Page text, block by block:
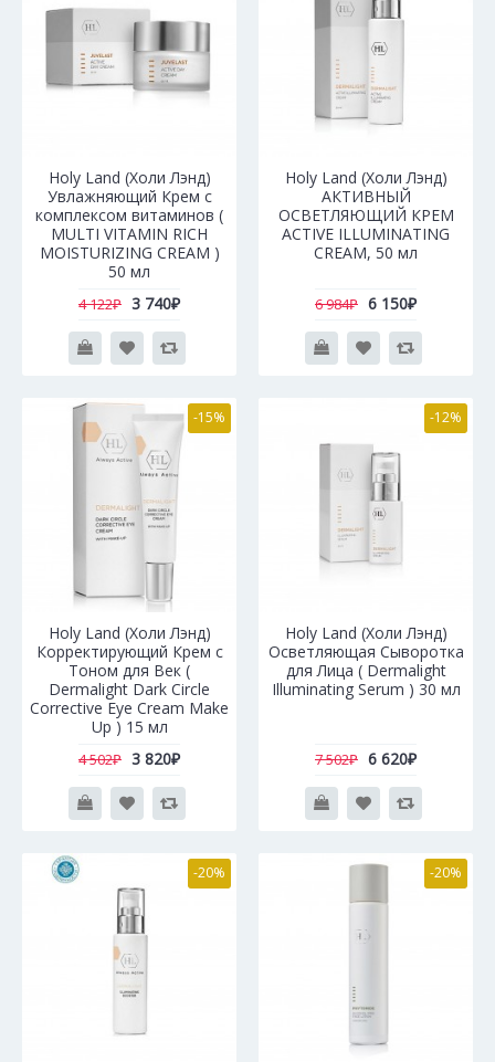
Holy Land (Холи Лэнд)
Увлажняющий Крем с
комплексом витаминов (
MULTI VITAMIN RICH
MOISTURIZING CREAM )
50 мл
4 122₽ 3 740₽
Holy Land (Холи Лэнд)
АКТИВНЫЙ
ОСВЕТЛЯЮЩИЙ КРЕМ
ACTIVE ILLUMINATING
CREAM, 50 мл
6 984₽ 6 150₽
-15%
Holy Land (Холи Лэнд)
Корректирующий Крем с
Тоном для Век (
Dermalight Dark Circle
Corrective Eye Cream Make
Up ) 15 мл
4 502₽ 3 820₽
-12%
Holy Land (Холи Лэнд)
Осветляющая Сыворотка
для Лица ( Dermalight
Illuminating Serum ) 30 мл
7 502₽ 6 620₽
-20% -20%